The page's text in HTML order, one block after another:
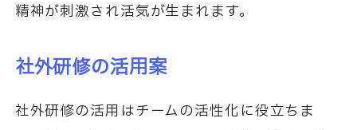
精神が刺激され活気が生まれます。
社外研修の活用案
社外研修の活用はチームの活性化に役立ちま